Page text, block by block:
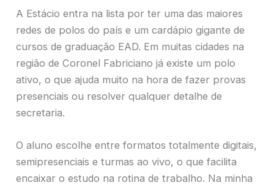
A Estácio entra na lista por ter uma das maiores
redes de polos do país e um cardápio gigante de
cursos de graduação EAD. Em muitas cidades na
região de Coronel Fabriciano já existe um polo
ativo, o que ajuda muito na hora de fazer provas
presenciais ou resolver qualquer detalhe de
secretaria.
O aluno escolhe entre formatos totalmente digitais,
semipresenciais e turmas ao vivo, o que facilita
encaixar o estudo na rotina de trabalho. Na minha